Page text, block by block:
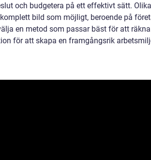
och budgetera på ett effektivt sätt.
bild som möjligt, beroende på
en metod som passar bäst för att
för att skapa en framgångsrik